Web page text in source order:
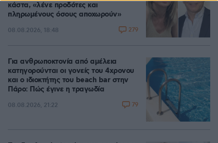
κάστα, «λένε προδότες και
πληρωμένους όσους αποχωρούν»
08.08.2026, 18:48 279
Για ανθρωποκτονία από αμέλεια
κατηγορούνται οι γονείς του 4χρονου
και ο ιδιοκτήτης του beach bar στην
Πάρο: Πώς έγινε η τραγωδία
08.08.2026, 21:22 79